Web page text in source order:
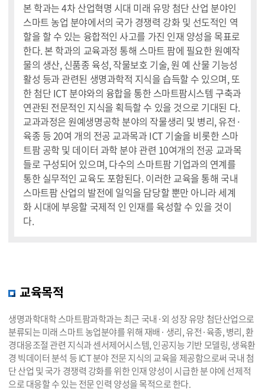
본 학과는 4차 산업혁명 시대 미래 유망 첨단 산업 분야인
스마트 농업 분야에서의 국가 경쟁력 강화 및 선도적인 역
할을 할 수 있는 융합적인 사고를 가진 인재 양성을 목표로
한다. 본 학과의 교육과정 통해 스마트 팜에 필요한 원예작
물의 생산, 신품종 육성, 작물보호 기술, 원 예 산물 기능성
활성 등과 관련된 생명과학적 지식을 습득할 수 있으며, 또
한 첨단 ICT 분야와의 융합을 통한 스마트팜시스템 구축과
연관된 전문적인 지식을 획득할 수 있을 것으로 기대된 다.
교과과정은 원예생명공학 분야의 작물생리 및 병리, 유전·
육종 등 20여 개의 전공 교과목과 ICT 기술을 비롯한 스마
트팜 공학 및 데이터 과학 분야 관련 10여개의 전공 교과목
들로 구성되어 있으며, 다수의 스마트팜 기업과의 연계를
통한 실무적인 교육도 포함된다. 이러한 교육을 통해 국내
스마트팜 산업의 발전에 일익을 담당할 뿐만 아니라 세계
화 시대에 부응할 국제적 인 인재를 육성할 수 있을 것이
다.
교육목적
생명과학대학 스마트팜과학과는 최근 국내·외 성장 유망 첨단산업으로
분류되는 미래 스마트 농업분야를 위해 재배· 생리, 유전·육종, 병리, 환
경대응조절 관련 지식과 센서제어시스템, 인공지능 기반 모델링, 생육환
경 빅데이터 분석 등 ICT 분야 전문 지식의 교육을 제공함으로써 국내 첨
단 산업 및 국가 경쟁력 강화를 위한 인재 양성이 시급한 분 야에 선제적
으로 대응할 수 있는 전문 인력 양성을 목적으로 한다.